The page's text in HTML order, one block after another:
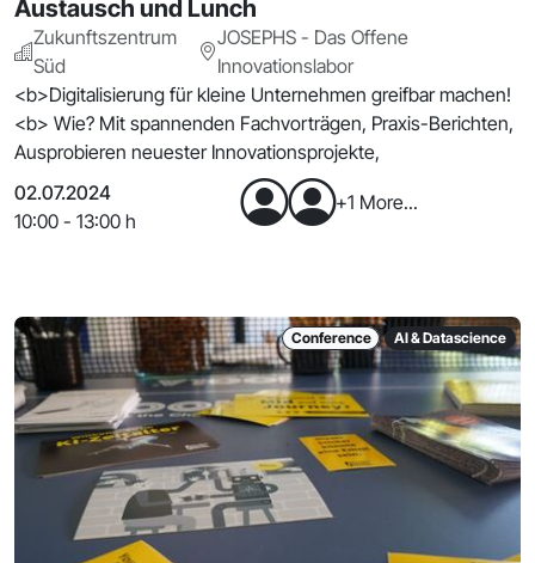
Austausch und Lunch
Zukunftszentrum
Süd
JOSEPHS - Das Offene
Innovationslabor
<b>Digitalisierung für kleine Unternehmen greifbar machen!
<b> Wie? Mit spannenden Fachvorträgen, Praxis-Berichten,
Ausprobieren neuester Innovationsprojekte,
02.07.2024
10:00 - 13:00 h
+1 More...
Conference AI & Datascience